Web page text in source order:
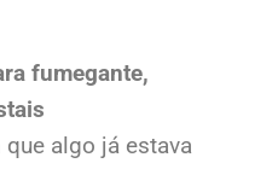
fumegante,
algo já estava